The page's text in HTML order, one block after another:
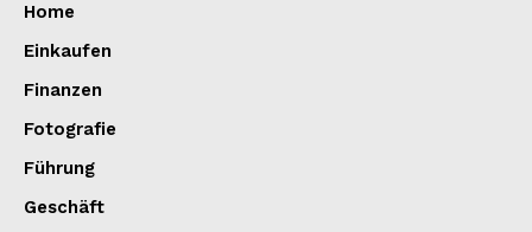
Home
Einkaufen
Finanzen
Fotografie
Führung
Geschäft